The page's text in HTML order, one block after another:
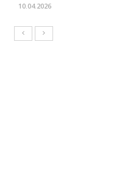
10.04.2026